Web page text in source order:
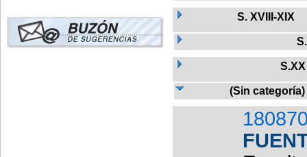
S. XVIII-XIX
S.XX
(Sin categoría)